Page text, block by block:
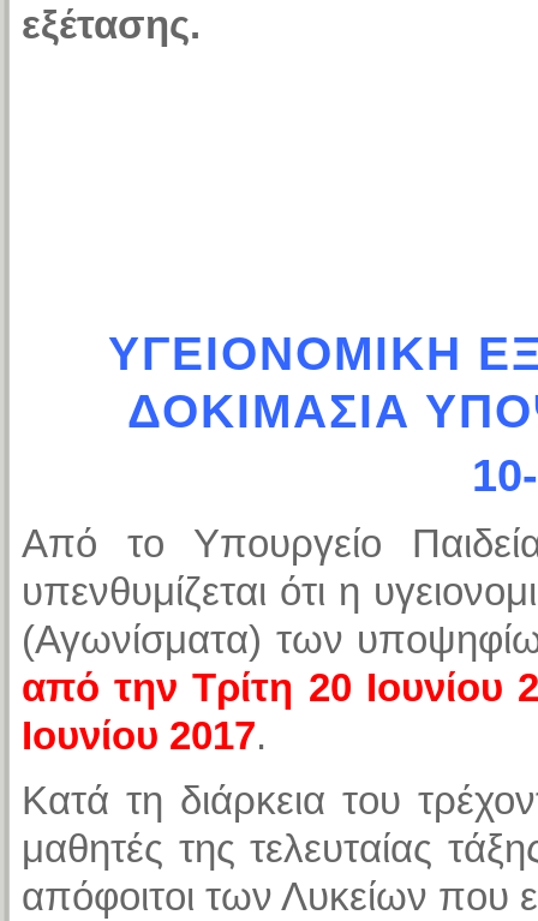
εξέτασης.
ΥΓΕΙΟΝΟΜΙΚΗ
ΔΟΚΙΜΑΣΙΑ
Από το Υπουργείο
υπενθυμίζεται ότι η
(Αγωνίσματα) των
από την Τρίτη 20 Ιουνίου
Ιουνίου 2017.
Κατά τη διάρκεια του
μαθητές της τελευταίας
απόφοιτοι των Λυκείων που